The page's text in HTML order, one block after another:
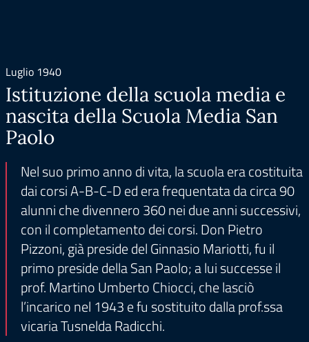
Luglio 1940
Istituzione della scuola media e
nascita della Scuola Media San
Paolo
Nel suo primo anno di vita, la scuola era costituita
dai corsi A-B-C-D ed era frequentata da circa 90
alunni che divennero 360 nei due anni successivi,
con il completamento dei corsi. Don Pietro
Pizzoni, già preside del Ginnasio Mariotti, fu il
primo preside della San Paolo; a lui successe il
prof. Martino Umberto Chiocci, che lasciò
l’incarico nel 1943 e fu sostituito dalla prof.ssa
vicaria Tusnelda Radicchi.